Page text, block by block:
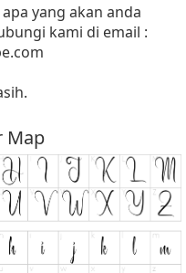
yang akan anda
kami di email :
Map